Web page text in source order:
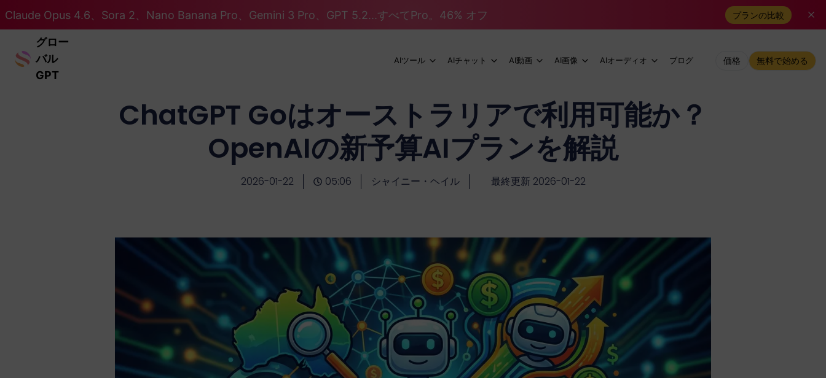
Claude Opus 4.6、Sora 2、Nano Banana Pro、Gemini 3 Pro、GPT 5.2...すべてPro。46% オフ プランの比較
グロー
バル
GPT
AIツール AIチャット AI動画 AI画像 AIオーディオ ブログ 価格 無料で始める
ChatGPT Goはオーストラリアで利用可能か？
OpenAIの新予算AIプランを解説
2026-01-22 05:06 シャイニー・ヘイル 最終更新 2026-01-22